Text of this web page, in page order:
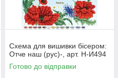
Схема для вишивки бісером:
Отче наш (рус)-, арт. Н-И494
Готово до відправки